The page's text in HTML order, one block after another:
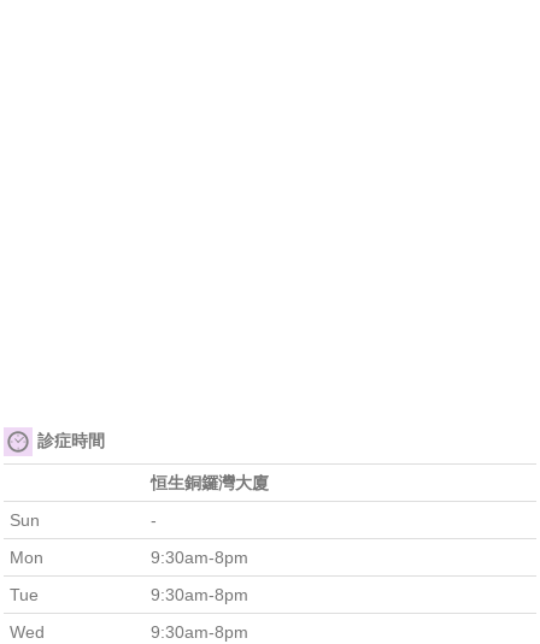
診症時間
恒生銅鑼灣大廈
Sun
-
Mon
9:30am-8pm
Tue
9:30am-8pm
Wed
9:30am-8pm